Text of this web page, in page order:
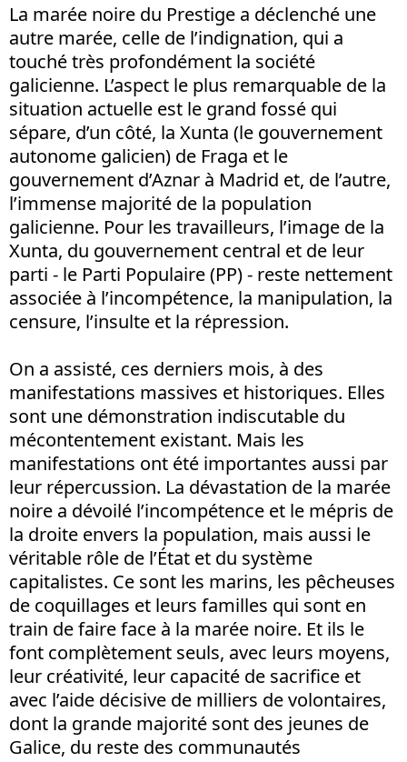
La marée noire du Prestige a déclenché une
autre marée, celle de l’indignation, qui a
touché très profondément la société
galicienne. L’aspect le plus remarquable de la
situation actuelle est le grand fossé qui
sépare, d’un côté, la Xunta (le gouvernement
autonome galicien) de Fraga et le
gouvernement d’Aznar à Madrid et, de l’autre,
l’immense majorité de la population
galicienne. Pour les travailleurs, l’image de la
Xunta, du gouvernement central et de leur
parti - le Parti Populaire (PP) - reste nettement
associée à l’incompétence, la manipulation, la
censure, l’insulte et la répression.
On a assisté, ces derniers mois, à des
manifestations massives et historiques. Elles
sont une démonstration indiscutable du
mécontentement existant. Mais les
manifestations ont été importantes aussi par
leur répercussion. La dévastation de la marée
noire a dévoilé l’incompétence et le mépris de
la droite envers la population, mais aussi le
véritable rôle de l’État et du système
capitalistes. Ce sont les marins, les pêcheuses
de coquillages et leurs familles qui sont en
train de faire face à la marée noire. Et ils le
font complètement seuls, avec leurs moyens,
leur créativité, leur capacité de sacrifice et
avec l’aide décisive de milliers de volontaires,
dont la grande majorité sont des jeunes de
Galice, du reste des communautés